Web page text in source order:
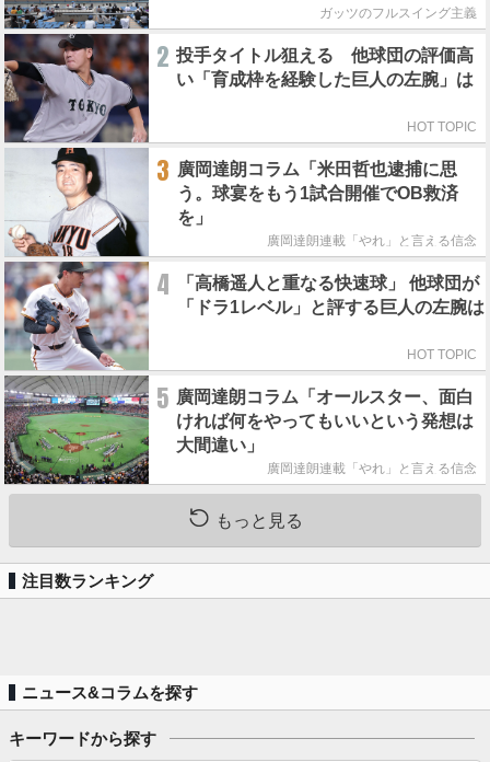
ガッツのフルスイング主義
2 投手タイトル狙える 他球団の評価高
い「育成枠を経験した巨人の左腕」は
HOT TOPIC
3 廣岡達朗コラム「米田哲也逮捕に思
う。球宴をもう1試合開催でOB救済
を」
廣岡達朗連載「やれ」と言える信念
4
「高橋遥人と重なる快速球」 他球団が
「ドラ1レベル」と評する巨人の左腕は
HOT TOPIC
5 廣岡達朗コラム「オールスター、面白
ければ何をやってもいいという発想は
大間違い」
廣岡達朗連載「やれ」と言える信念
もっと見る
注目数ランキング
ニュース&コラムを探す
キーワードから探す